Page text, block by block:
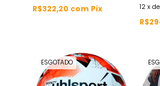
R$322,20 com Pix 12 xde
ESGOTADO